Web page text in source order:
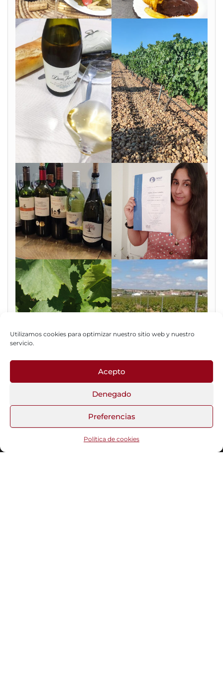
Utilizamos cookies para optimizar nuestro sitio web y nuestro
servicio.
Acepto
Denegado
Preferencias
Política de cookies
Fotos del Blog
Funciona gracias aWordPress |Tema:Head Blog